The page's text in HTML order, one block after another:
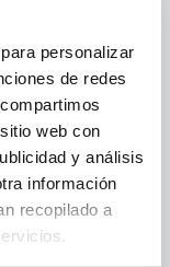
personalizar
de redes
web con
y análisis
información
recopilado a